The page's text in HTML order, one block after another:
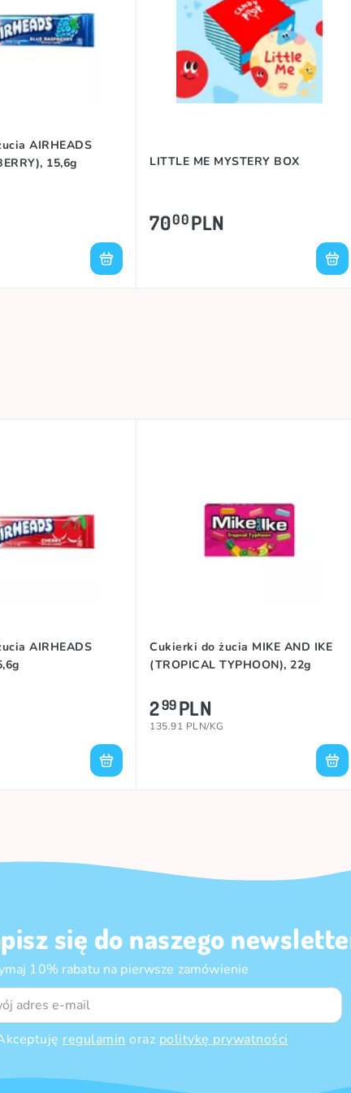
AIRHEADS
15,6g
LITTLE ME MYSTERY BOX
7000PLN
AIRHEADS
Cukierki do żucia MIKE AND IKE
(TROPICAL TYPHOON), 22g
299PLN
135.91 PLN/KG
się do naszego
10% rabatu na pierwsze zamówienie
regulamin oraz politykę prywatności